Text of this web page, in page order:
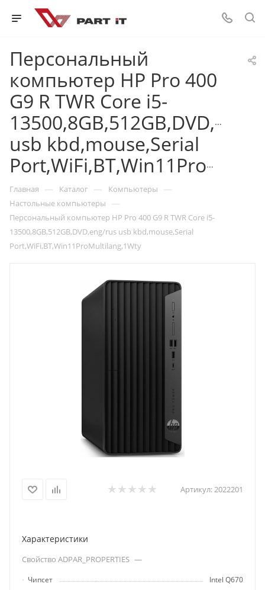
Персональный
компьютер HP Pro 400
G9 R TWR Core i5-
13500,8GB,512GB,DVD,eng/
usb kbd,mouse,Serial
Port,WiFi,BT,Win11ProMultilang,1Wty
Главная — Каталог — Компьютеры —
Настольные компьютеры —
Персональный компьютер HP Pro 400 G9 R TWR Core i5-
13500,8GB,512GB,DVD,eng/rus usb kbd,mouse,Serial
Port,WiFi,BT,Win11ProMultilang,1Wty
Артикул:2022201
Характеристики
Свойство ADPAR_PROPERTIES —
Чипсет
Intel Q670